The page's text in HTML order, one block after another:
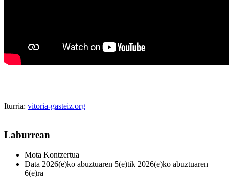
Iturria: vitoria-gasteiz.org
Laburrean
Mota Kontzertua
Data 2026(e)ko abuztuaren 5(e)tik 2026(e)ko abuztuaren
6(e)ra